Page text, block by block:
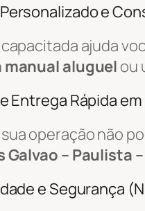
e
ajuda
aluguel ou
Entrega Rápida em
operação não
Galvao – Paulista –
e Segurança